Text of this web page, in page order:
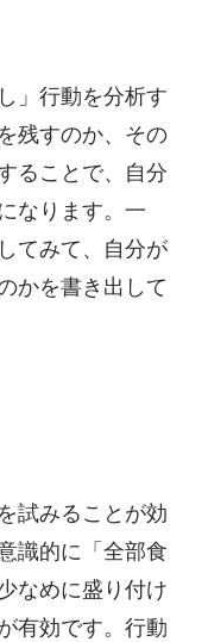
」行動を分析す
残すのか、その
ることで、自分
なります。一
てみて、自分が
かを書き出して
試みることが効
識的に「全部食
なめに盛り付け
有効です。行動